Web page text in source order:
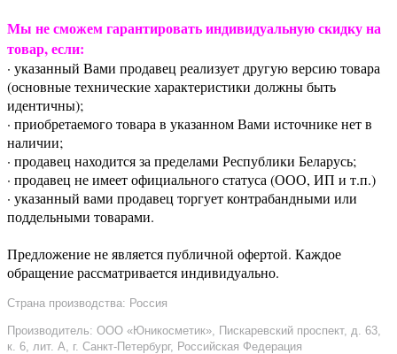
Мы не сможем гарантировать индивидуальную скидку на
товар, если:
· указанный Вами продавец реализует другую версию товара
(основные технические характеристики должны быть
идентичны);
· приобретаемого товара в указанном Вами источнике нет в
наличии;
· продавец находится за пределами Республики Беларусь;
· продавец не имеет официального статуса (ООО, ИП и т.п.)
· указанный вами продавец торгует контрабандными или
поддельными товарами.
Предложение не является публичной офертой. Каждое
обращение рассматривается индивидуально.
Страна производства: Россия
Производитель: ООО «Юникосметик», Пискаревский проспект, д. 63,
к. 6, лит. А, г. Санкт-Петербург, Российская Федерация